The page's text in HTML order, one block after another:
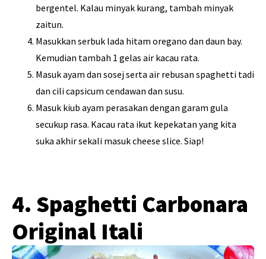
bergentel. Kalau minyak kurang, tambah minyak
zaitun.
Masukkan serbuk lada hitam oregano dan daun bay.
Kemudian tambah 1 gelas air kacau rata.
Masuk ayam dan sosej serta air rebusan spaghetti tadi
dan cili capsicum cendawan dan susu.
Masuk kiub ayam perasakan dengan garam gula
secukup rasa. Kacau rata ikut kepekatan yang kita
suka akhir sekali masuk cheese slice. Siap!
4. Spaghetti Carbonara
Original Itali